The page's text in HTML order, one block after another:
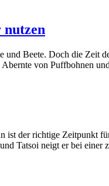
nutzen
Beete. Doch die Zeit
von Puffbohnen
der richtige Zeitpunkt
Tatsoi neigt er bei